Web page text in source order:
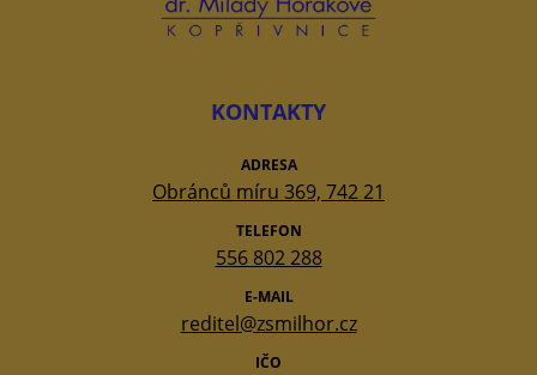
KONTAKTY
ADRESA
Obránců míru 369, 742 21
TELEFON
556 802 288
E-MAIL
reditel@zsmilhor.cz
IČO